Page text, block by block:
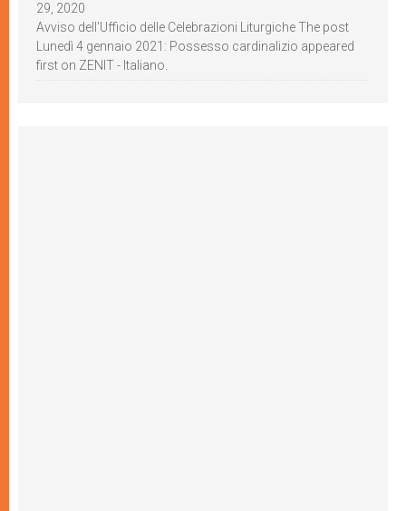
29, 2020
Avviso dell’Ufficio delle Celebrazioni Liturgiche The post
Lunedì 4 gennaio 2021: Possesso cardinalizio appeared
first on ZENIT - Italiano.